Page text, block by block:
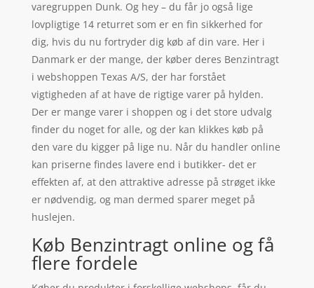
varegruppen Dunk. Og hey – du får jo også lige
lovpligtige 14 returret som er en fin sikkerhed for
dig, hvis du nu fortryder dig køb af din vare. Her i
Danmark er der mange, der køber deres Benzintragt
i webshoppen Texas A/S, der har forstået
vigtigheden af at have de rigtige varer på hylden.
Der er mange varer i shoppen og i det store udvalg
finder du noget for alle, og der kan klikkes køb på
den vare du kigger på lige nu. Når du handler online
kan priserne findes lavere end i butikker- det er
effekten af, at den attraktive adresse på strøget ikke
er nødvendig, og man dermed sparer meget på
huslejen.
Køb Benzintragt online og få
flere fordele